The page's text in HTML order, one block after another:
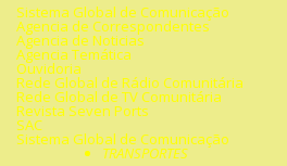
Sistema Global de Comunicação
Agencia de Correspondentes
Agencia de Noticias
Agencia Temática
Ouvidoria
Rede Global de Rádio Comunitária
Rede Global de TV Comunitária
Revista Seven Ports
SAC
Sistema Global de Comunicação
TRANSPORTES